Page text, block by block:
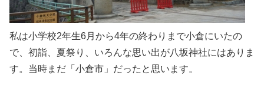
私は小学校2年生6月から4年の終わりまで小倉にいたの
で、初詣、夏祭り、いろんな思い出が八坂神社にはありま
す。当時まだ「小倉市」だったと思います。